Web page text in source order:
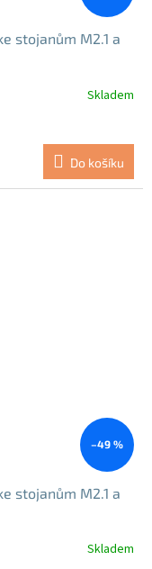
stojanům M2.1 a
Skladem
Do košíku
–49 %
stojanům M2.1 a
Skladem